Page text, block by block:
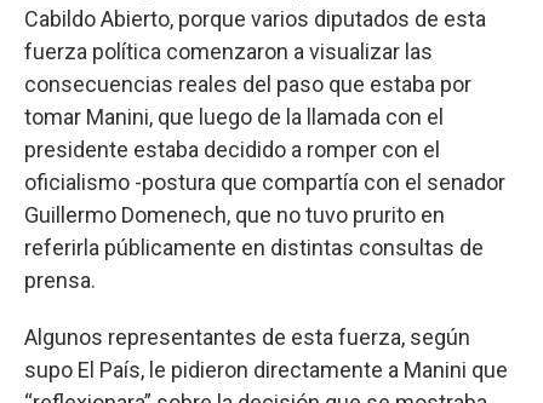
Cabildo Abierto, porque varios diputados de esta
fuerza política comenzaron a visualizar las
consecuencias reales del paso que estaba por
tomar Manini, que luego de la llamada con el
presidente estaba decidido a romper con el
oficialismo -postura que compartía con el senador
Guillermo Domenech, que no tuvo prurito en
referirla públicamente en distintas consultas de
prensa.
Algunos representantes de esta fuerza, según
supo El País, le pidieron directamente a Manini que